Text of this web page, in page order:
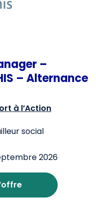
–
– Alternance
à l’Action
social
2026